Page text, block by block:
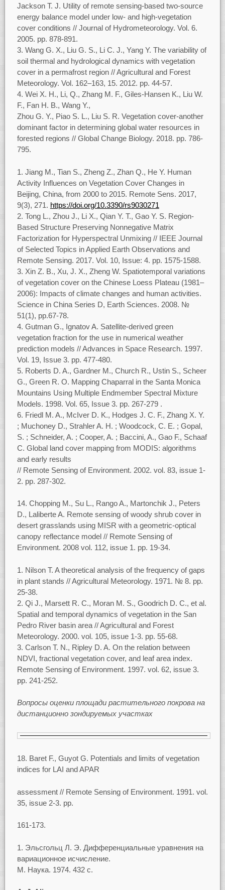
Jackson T. J. Utility of remote sensing-based two-source
energy balance model under low- and high-vegetation
cover conditions // Journal of Hydrometeorology. Vol. 6.
2005. pp. 878-891.
Wang G. X., Liu G. S., Li C. J., Yang Y. The variability of
soil thermal and hydrological dynamics with vegetation
cover in a permafrost region // Agricultural and Forest
Meteorology. Vol. 162–163, 15. 2012. pp. 44-57.
Wei X. H., Li, Q., Zhang M. F., Giles-Hansen K., Liu W.
F., Fan H. B., Wang Y.,
Zhou G. Y., Piao S. L., Liu S. R. Vegetation cover-another
dominant factor in determining global water resources in
forested regions // Global Change Biology. 2018. pp. 786-
795.
Jiang M., Tian S., Zheng Z., Zhan Q., He Y. Human
Activity Influences on Vegetation Cover Changes in
Beijing, China, from 2000 to 2015. Remote Sens. 2017,
9(3), 271. https://doi.org/10.3390/rs9030271
Tong L., Zhou J., Li X., Qian Y. T., Gao Y. S. Region-
Based Structure Preserving Nonnegative Matrix
Factorization for Hyperspectral Unmixing // IEEE Journal
of Selected Topics in Applied Earth Observations and
Remote Sensing. 2017. Vol. 10, Issue: 4. pp. 1575-1588.
Xin Z. B., Xu, J. X., Zheng W. Spatiotemporal variations
of vegetation cover on the Chinese Loess Plateau (1981–
2006): Impacts of climate changes and human activities.
Science in China Series D, Earth Sciences. 2008. №
51(1), pp.67-78.
Gutman G., Ignatov A. Satellite-derived green
vegetation fraction for the use in numerical weather
prediction models // Advances in Space Research. 1997.
Vol. 19, Issue 3. pр. 477-480.
Roberts D. A., Gardner M., Church R., Ustin S., Scheer
G., Green R. O. Mapping Chaparral in the Santa Monica
Mountains Using Multiple Endmember Spectral Mixture
Models. 1998. Vol. 65, Issue 3. pp. 267-279 .
Friedl M. A., McIver D. K., Hodges J. C. F., Zhang X. Y.
; Muchoney D., Strahler A. H. ; Woodcock, C. E. ; Gopal,
S. ; Schneider, A. ; Cooper, A. ; Baccini, A., Gao F., Schaaf
C. Global land cover mapping from MODIS: algorithms
and early results
// Remote Sensing of Environment. 2002. vol. 83, issue 1-
2. pp. 287-302.
14. Chopping M., Su L., Rango A., Martonchik J., Peters
D., Laliberte A. Remote sensing of woody shrub cover in
desert grasslands using MISR with a geometric-optical
canopy reflectance model // Remote Sensing of
Environment. 2008 vol. 112, issue 1. pp. 19-34.
Nilson T. A theoretical analysis of the frequency of gaps
in plant stands // Agricultural Meteorology. 1971. № 8. pp.
25-38.
Qi J., Marsett R. C., Moran M. S., Goodrich D. C., et al.
Spatial and temporal dynamics of vegetation in the San
Pedro River basin area // Agricultural and Forest
Meteorology. 2000. vol. 105, issue 1-3. pp. 55-68.
Carlson T. N., Ripley D. A. On the relation between
NDVI, fractional vegetation cover, and leaf area index.
Remote Sensing of Environment. 1997. vol. 62, issue 3.
pp. 241-252.
Вопросы оценки площади растительного покрова на
дистанционно зондируемых участках
18. Baret F., Guyot G. Potentials and limits of vegetation
indices for LAI and APAR
assessment // Remote Sensing of Environment. 1991. vol.
35, issue 2-3. pp.
161-173.
Эльсгольц Л. Э. Дифференциальные уравнения на
вариационное исчисление.
М. Наука. 1974. 432 с.